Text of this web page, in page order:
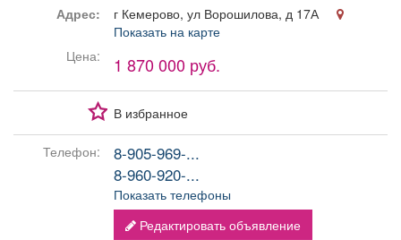
Адрес:
г Кемерово, ул Ворошилова, д 17А
Показать на карте
Цена:
1 870 000 руб.
В избранное
Телефон:
8-905-969-...
8-960-920-...
Показать телефоны
Редактировать объявление